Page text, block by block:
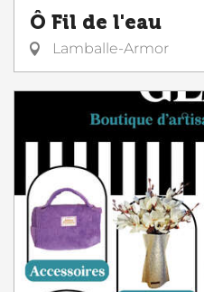
Ô Fil de l'eau
Lamballe-Armor